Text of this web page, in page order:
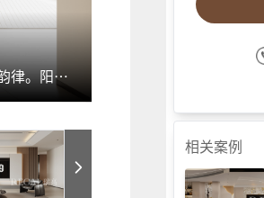
客餐厅的设计细节中，餐边柜的木色搭配、电视墙的立体构架，皆在细微处勾勒自然韵律。阳光从落地窗洒进来，在白墙上形成温柔光斑，整个公共区域显得明亮又生动。
相关案例